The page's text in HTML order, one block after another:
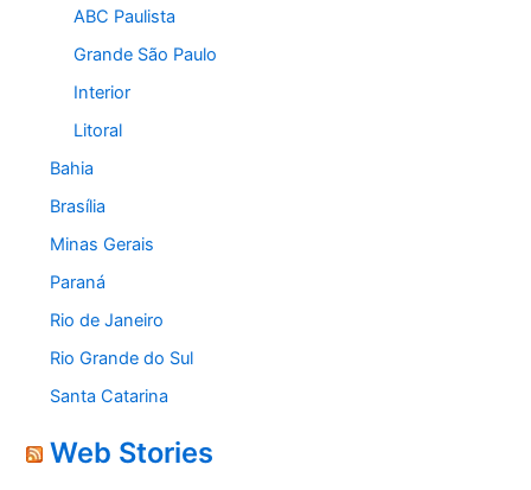
ABC Paulista
Grande São Paulo
Interior
Litoral
Bahia
Brasília
Minas Gerais
Paraná
Rio de Janeiro
Rio Grande do Sul
Santa Catarina
Web Stories